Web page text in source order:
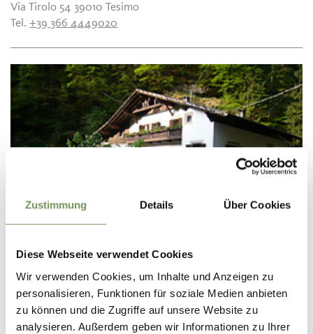
Zustimmung Details Über Cookies
Diese Webseite verwendet Cookies
Wir verwenden Cookies, um Inhalte und Anzeigen zu
personalisieren, Funktionen für soziale Medien anbieten
zu können und die Zugriffe auf unsere Website zu
analysieren. Außerdem geben wir Informationen zu Ihrer
Via Tirolo 54 39010 Tesimo
Tel.+39 366 4449020
B&B AND APPARTMENTS
OBERTALMÜHLE